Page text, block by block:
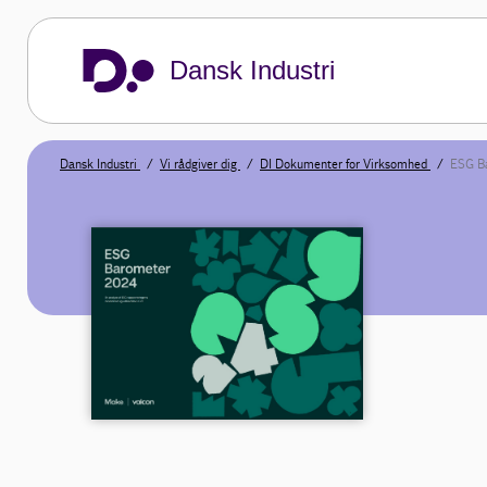
Dansk Industri
Dansk Industri Vi rådgiver dig DI Dokumenter for Virksomhed ESG